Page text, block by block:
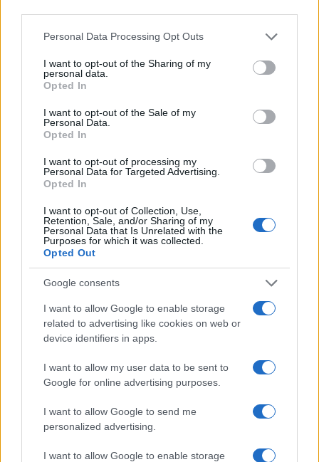
Please note that this website/app uses one or more Google
not limited to your visit or usage behaviour. You may click to
grant or deny consent to Google and its third-party tags to
use your data for below specified purposes in below Google
consent section.
Personal Data Processing Opt Outs
I want to opt-out of the Sharing of my
personal data.
Opted In
I want to opt-out of the Sale of my
Personal Data.
Opted In
I want to opt-out of processing my
Personal Data for Targeted Advertising.
Opted In
I want to opt-out of Collection, Use,
Retention, Sale, and/or Sharing of my
Personal Data that Is Unrelated with the
Purposes for which it was collected.
Opted Out
Google consents
I want to allow Google to enable storage
related to advertising like cookies on web or
device identifiers in apps.
I want to allow my user data to be sent to
Google for online advertising purposes.
I want to allow Google to send me
personalized advertising.
I want to allow Google to enable storage
Notizie in tempo reale?
Entra nel canale telegram di
Ricevi le nostre ultime news
daGoogle News
Condividi l'articolo
F
a
ce
b
o
o
T
w
it
te
r
Pi
n
te
re
st
W
h
at
s
A
p
p
S
h
re
Prossimo articolo
NOTIZIE RECENTI